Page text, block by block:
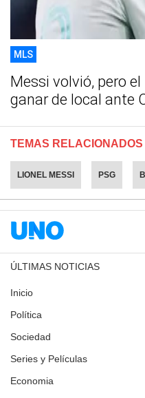
MLS
Messi volvió, pero
ganar de local ante
TEMAS RELACIONADOS
LIONEL MESSI PSG
ÚLTIMAS NOTICIAS
Inicio
Política
Sociedad
Series y Películas
Economia